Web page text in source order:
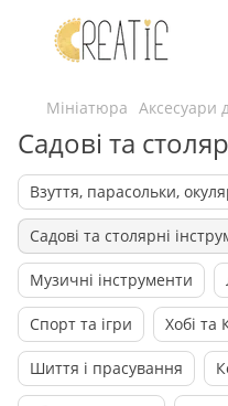
Мініатюра Аксесуари
Садові та
Взуття, парасольки,
Садові та столярні
Музичні інструменти
Спорт та ігри Хобі та
Шиття і прасування